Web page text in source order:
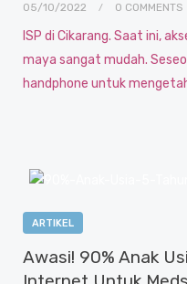
05/10/2022 0 COMMENTS
ISP di Cikarang. Saat ini,
maya sangat mudah.
handphone untuk
ARTIKEL
Awasi! 90% Anak